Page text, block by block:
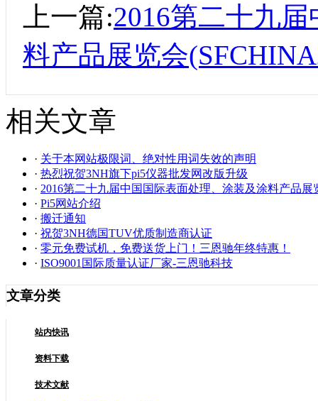
上一篇:2016第二十九
料产品展览会
相关文章
· 关于本网站极限词、绝对性用词失效的声明
· 热烈祝贺3NH旗下pi5仪器批发网改版升级
· 2016第二十九届中国国际表面处理、涂装及涂料产品展
· Pi5网站介绍
· 搬迁通知
· 祝贺3NH德国TUV优质制造商认证
· 零元免费试机，免费送货上门！三恩驰年终特惠！
· ISO9001国际质量认证厂家-三恩驰科技
文章分类
站内快讯
资料下载
技术文献